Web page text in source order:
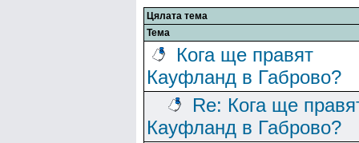
Цялата тема
Тема
Кога ще правят
Кауфланд в Габрово?
Re: Кога ще
Кауфланд в Габрово?